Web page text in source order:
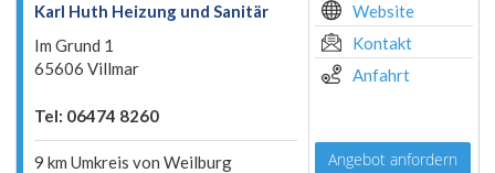
Karl Huth Heizung und Sanitär
Im Grund 1
65606 Villmar
Tel: 06474 8260
9 km Umkreis von Weilburg
Website
Kontakt
Anfahrt
Angebot anfordern